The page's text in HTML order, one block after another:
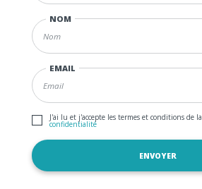
NOM
EMAIL
J'ai lu et j'accepte les termes et conditions de la
confidentialité